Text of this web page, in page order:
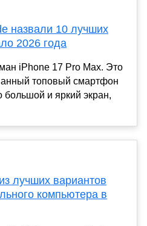
назвали 10 лучших
2026 года
iPhone 17 Pro Max. Это
топовый смартфон
большой и яркий экран,
лучших вариантов
компьютера в